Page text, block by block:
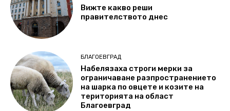
Вижте какво реши
правителството днес
БЛАГОЕВГРАД
Набелязаха строги мерки за
ограничаване разпространението
на шарка по овцете и козите на
територията на област
Благоевград